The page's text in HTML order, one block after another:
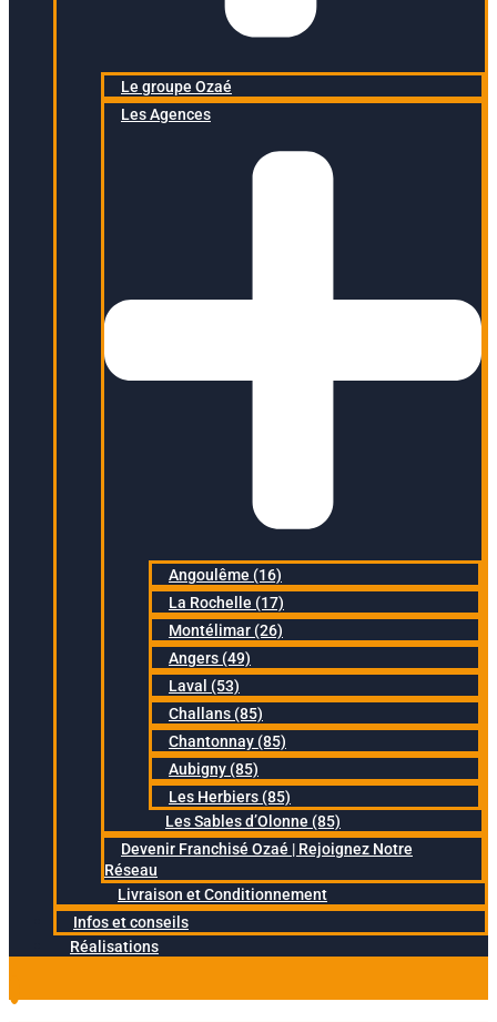
Le groupe Ozaé
Les Agences
Angoulême (16)
La Rochelle (17)
Montélimar (26)
Angers (49)
Laval (53)
Challans (85)
Chantonnay (85)
Aubigny (85)
Les Herbiers (85)
Les Sables d’Olonne (85)
Devenir Franchisé Ozaé | Rejoignez Notre
Réseau
Livraison et Conditionnement
Infos et conseils
Réalisations